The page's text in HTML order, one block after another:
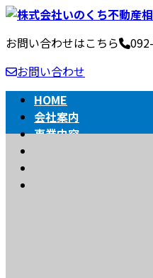
コ
テ
ン
ツ
キ
ナ
ゲ
ー
シ
に
お問い合わせはこちら
お問い合わせ
HOME
会社案内
事業内容